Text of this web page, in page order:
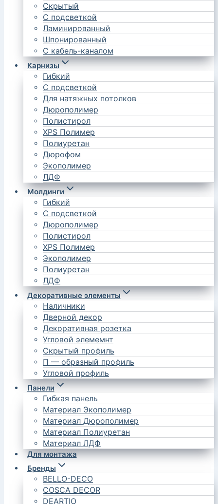
Скрытый
С подсветкой
Ламинированный
Шпонированный
С кабель-каналом
Карнизы
Гибкий
С подсветкой
Для натяжных потолков
Дюрополимер
Полистирол
XPS Полимер
Полиуретан
Дюрофом
Экополимер
ЛДФ
Молдинги
Гибкий
С подсветкой
Дюрополимер
Полистирол
XPS Полимер
Экополимер
Полиуретан
ЛДФ
Декоративные элементы
Наличники
Дверной декор
Декоративная розетка
Угловой элемемнт
Скрытый профиль
П — образный профиль
Угловой профиль
Панели
Гибкая панель
Материал Экополимер
Материал Дюрополимер
Материал Полиуретан
Материал ЛДФ
Для монтажа
Бренды
BELLO-DECO
COSCA DECOR
DEARTIO